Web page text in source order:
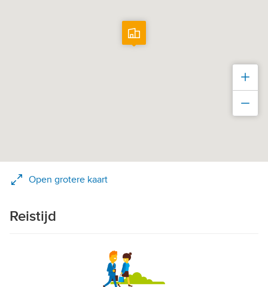
Open grotere kaart
Reistijd